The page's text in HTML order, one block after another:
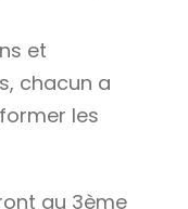
et
chacun a
les
au 3ème